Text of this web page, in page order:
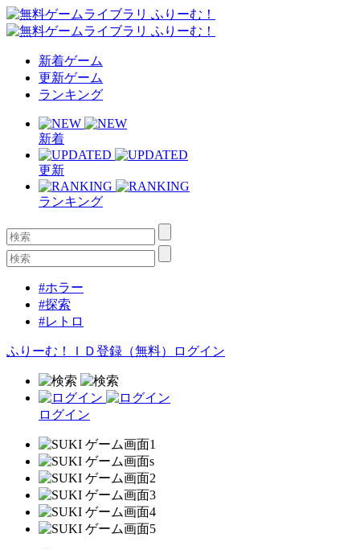
新着ゲーム
更新ゲーム
ランキング
新着
更新
ランキング
#ホラー
#探索
#レトロ
ふりーむ！ＩＤ登録（無料） ログイン
ログイン